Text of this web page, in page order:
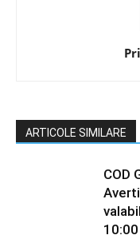
ARTICOLE SIMILARE
COD
10:00